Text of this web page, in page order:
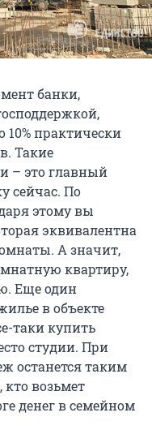
банки,
10% практически
Такие
– это главный
сейчас. По
этому вы
эквивалентна
А значит,
квартиру,
Еще один
в объекте
таки купить
студии. При
останется таким
кто возьмет
денег в семейном